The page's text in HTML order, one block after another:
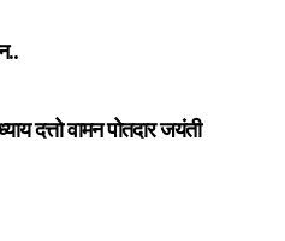
दत्तो वामन पोतदार जयंती